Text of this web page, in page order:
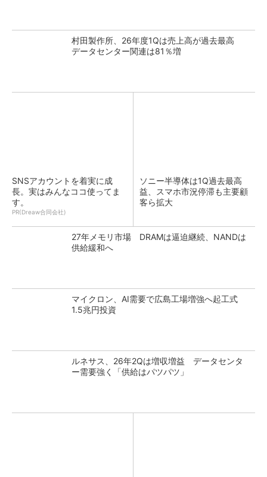
村田製作所、26年度1Qは売上高が過去最高
データセンター関連は81％増
SNSアカウントを着実に成
長。実はみんなココ使ってま
す。
PR(Dreaw合同会社)
ソニー半導体は1Q過去最高
益、スマホ市況停滞も主要顧
客ら拡大
27年メモリ市場 DRAMは逼迫継続、NANDは
供給緩和へ
マイクロン、AI需要で広島工場増強へ起工式
1.5兆円投資
ルネサス、26年2Qは増収増益 データセンタ
ー需要強く「供給はパツパツ」